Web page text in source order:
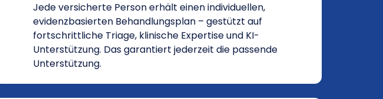
Jede versicherte Person erhält einen individuellen,
evidenzbasierten Behandlungsplan – gestützt auf
fortschrittliche Triage, klinische Expertise und KI-
Unterstützung. Das garantiert jederzeit die passende
Unterstützung.